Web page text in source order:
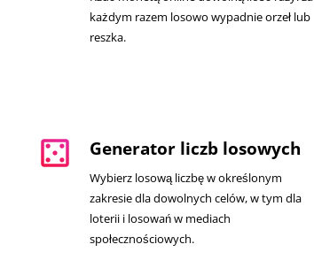
każdym razem losowo wypadnie orzeł lub
reszka.
casino Generator liczb losowych
Wybierz losową liczbę w określonym
zakresie dla dowolnych celów, w tym dla
loterii i losowań w mediach
społecznościowych.